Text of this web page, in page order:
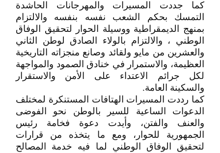
كما جددت المسيرات والمهرجانات الحاشدة
التمسك بحكم الشعب نفسه بنفسه والالتزام
بمنهج الديمقراطية ووسيلة الحوار لتحقيق الوفاق
الوطني ، والالتزام بالولاء الصادق لوطن الثاني
والعشرين من مايو ولقائد وصانع منجزاته التاريخية
العظيمة، والاستمرار في خنادق الصمود والمواجهة
لكل جرائم الاعتداء على الأمن والاستقرار
والسكينة العامة.
كما رددت المسيرات الهتافات المستنكرة لمختلف
الدعوات الساعية للسير بالوطن نحو الفوضى
والعنف والفتن، وأيدت دعوة فخامة رئيس
الجمهورية للحوار، ومع ما يتخذه من قرارات
لتحقيق الوفاق الوطني لما فيه خدمة المصالح